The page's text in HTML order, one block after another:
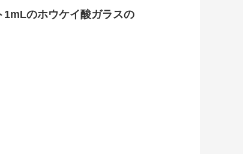
のホウケイ酸ガラスの